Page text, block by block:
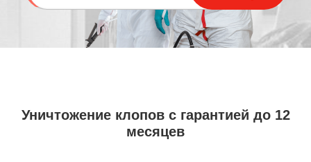
Уничтожение клопов с гарантией до 12
месяцев